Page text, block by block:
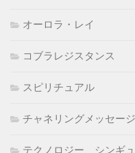
オーロラ・レイ
コブラレジスタンス
スピリチュアル
チャネリングメッセージ
テクノロジー、シンギ